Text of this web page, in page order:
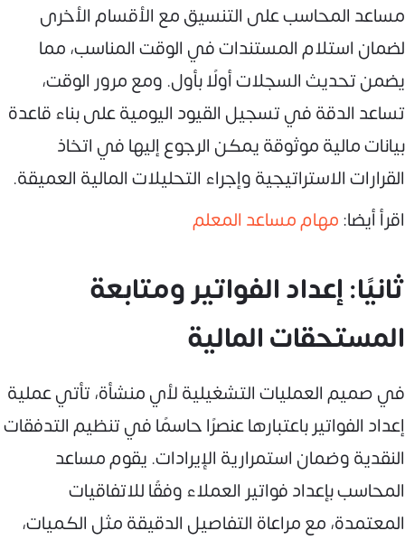
مساعد المحاسب على التنسيق مع الأقسام الأخرى
لضمان استلام المستندات في الوقت المناسب، مما
يضمن تحديث السجلات أولًا بأول. ومع مرور الوقت،
تساعد الدقة في تسجيل القيود اليومية على بناء قاعدة
بيانات مالية موثوقة يمكن الرجوع إليها في اتخاذ
القرارات الاستراتيجية وإجراء التحليلات المالية العميقة.
اقرأ أيضا:مهام مساعد المعلم
ثانيًا: إعداد الفواتير ومتابعة
المستحقات المالية
في صميم العمليات التشغيلية لأي منشأة، تأتي عملية
إعداد الفواتير باعتبارها عنصرًا حاسمًا في تنظيم التدفقات
النقدية وضمان استمرارية الإيرادات. يقوم مساعد
المحاسب بإعداد فواتير العملاء وفقًا للاتفاقيات
المعتمدة، مع مراعاة التفاصيل الدقيقة مثل الكميات،